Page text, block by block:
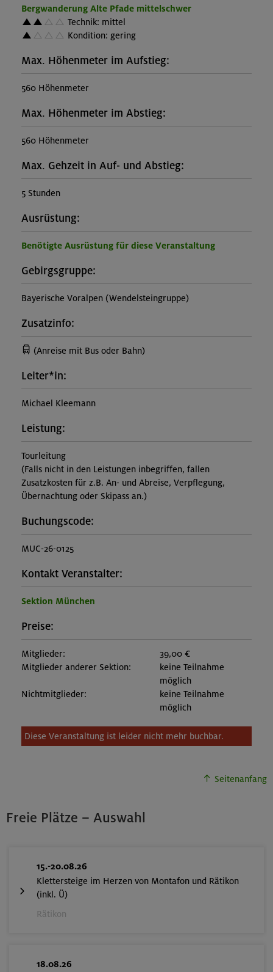
Bergwanderung Alte Pfade mittelschwer
Technik: mittel
Kondition: gering
Max. Höhenmeter im Aufstieg:
560 Höhenmeter
Max. Höhenmeter im Abstieg:
560 Höhenmeter
Max. Gehzeit in Auf- und Abstieg:
5 Stunden
Ausrüstung:
Benötigte Ausrüstung für diese Veranstaltung
Gebirgsgruppe:
Bayerische Voralpen (Wendelsteingruppe)
Zusatzinfo:
(Anreise mit Bus oder Bahn)
Leiter*in:
Michael Kleemann
Leistung:
Tourleitung
(Falls nicht in den Leistungen inbegriffen, fallen
Zusatzkosten für z.B. An- und Abreise, Verpflegung,
Übernachtung oder Skipass an.)
Buchungscode:
MUC-26-0125
Kontakt Veranstalter:
Sektion München
Preise:
Mitglieder:
39,00 €
Mitglieder anderer Sektion:
keine Teilnahme
möglich
Nichtmitglieder:
keine Teilnahme
möglich
Diese Veranstaltung ist leider nicht mehr buchbar.
Seitenanfang
Freie Plätze – Auswahl
15.-20.08.26
Klettersteige im Herzen von Montafon und Rätikon
(inkl. Ü)
Rätikon
18.08.26